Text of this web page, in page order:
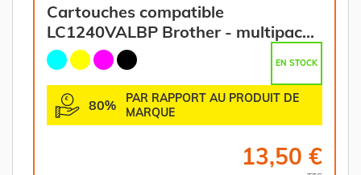
Cartouches compatible
LC1240VALBP Brother - multipack
4 couleurs : noire, cyan, magenta,
jaune
EN STOCK
80%
PAR RAPPORT AU PRODUIT DE
MARQUE
13,50 €